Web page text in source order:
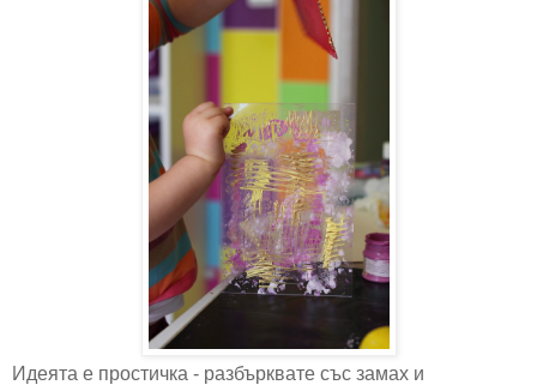
Идеята е простичка - разбърквате със замах и